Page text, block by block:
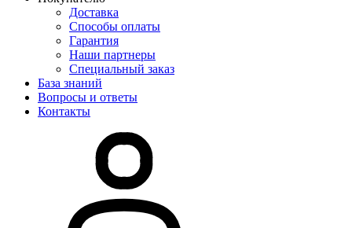
Доставка
Способы оплаты
Гарантия
Наши партнеры
Специальный заказ
База знаний
Вопросы и ответы
Контакты